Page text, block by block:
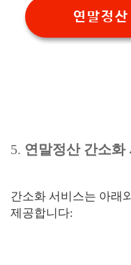
연말정
5. 연말정산 간소화
간소화 서비스는 아래
제공합니다: